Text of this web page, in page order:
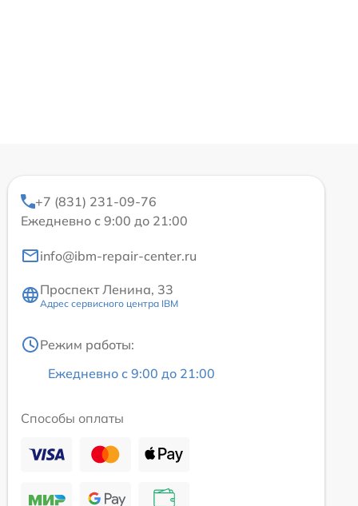
+7 (831) 231-09-76
Ежедневно с 9:00 до 21:00
info@ibm-repair-center.ru
Проспект Ленина, 33
Адрес сервисного центра IBM
Режим работы:
Ежедневно с 9:00 до 21:00
Способы оплаты